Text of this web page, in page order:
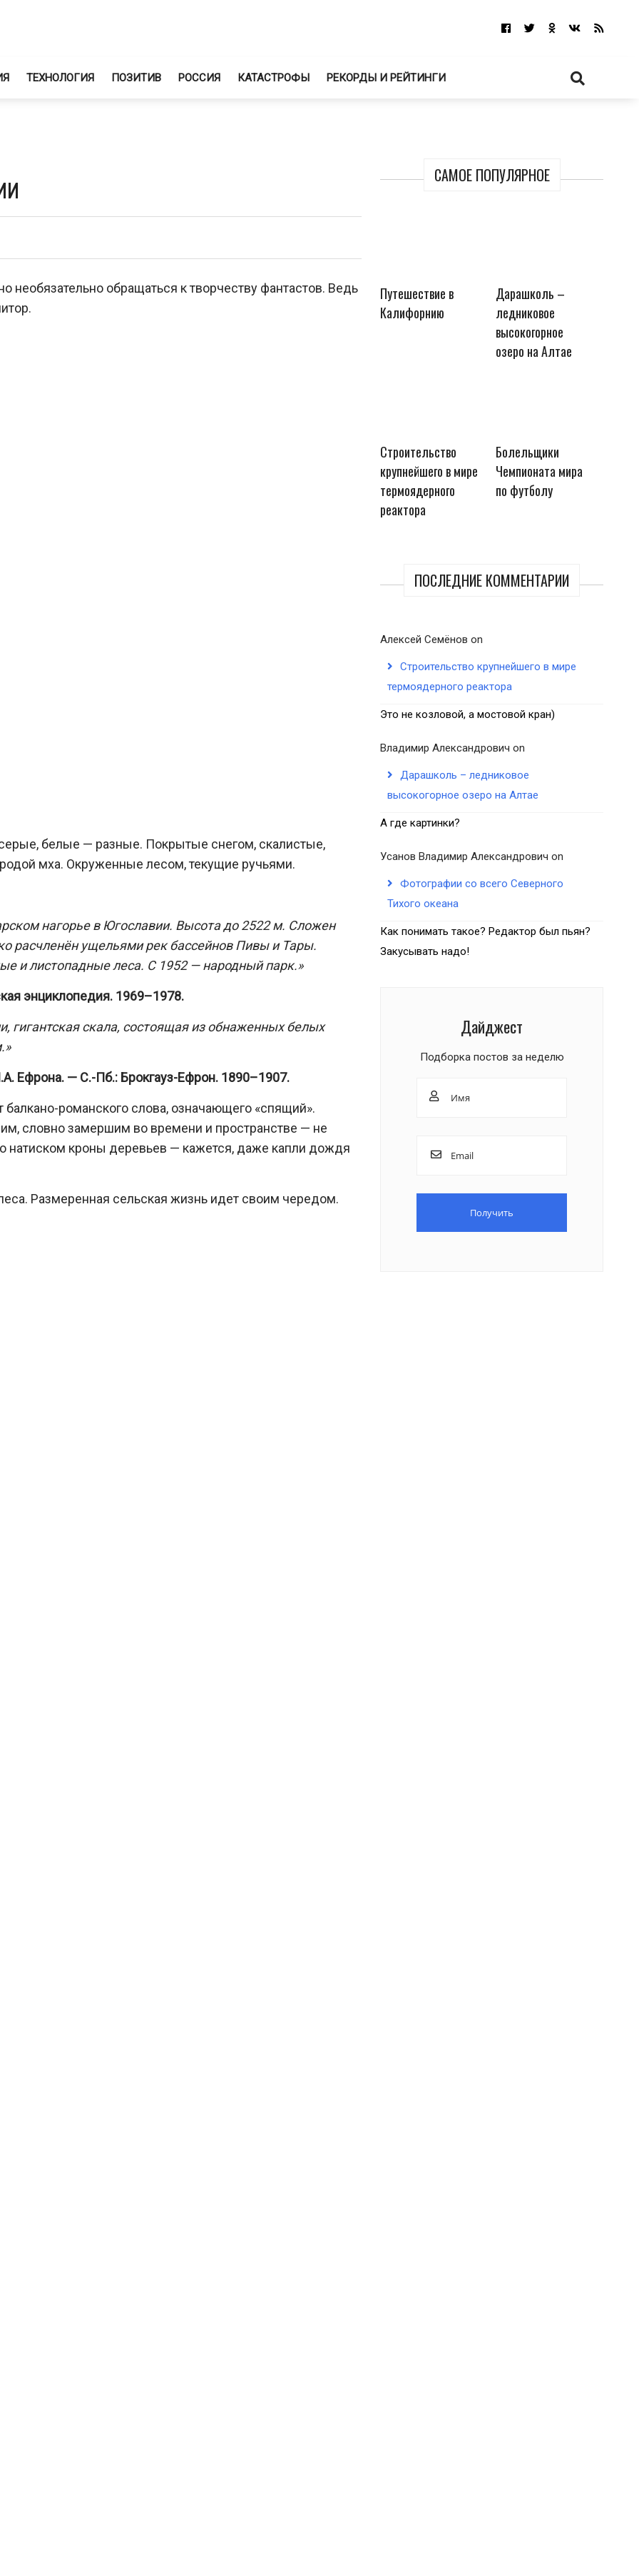
ТЕХНОЛОГИЯ ПОЗИТИВ РОССИЯ КАТАСТРОФЫ РЕКОРДЫ И РЕЙТИНГИ
САМОЕ ПОПУЛЯРНОЕ
Путешествие в
Калифорнию
Дарашколь –
ледниковое
высокогорное
озеро на Алтае
Строительство
крупнейшего в мире
термоядерного
реактора
Болельщики
Чемпионата мира
по футболу
ПОСЛЕДНИЕ КОММЕНТАРИИ
Алексей Семёнов on
Строительство крупнейшего в мире
термоядерного реактора
Это не козловой, а мостовой кран)
Владимир Александрович on
Дарашколь – ледниковое
высокогорное озеро на Алтае
А где картинки?
Усанов Владимир Александрович on
Фотографии со всего Северного
Тихого океана
Как понимать такое? Редактор был пьян?
Закусывать надо!
Дайджест
Подборка постов за неделю
необязательно обращаться к творчеству фантастов. Ведь
белые — разные. Покрытые снегом, скалистые,
мха. Окруженные лесом, текущие ручьями.
нагорье в Югославии. Высота до 2522 м. Сложен
расчленён ущельями рек бассейнов Пивы и Тары.
и листопадные леса. С 1952 — народный парк.»
энциклопедия. 1969–1978.
гигантская скала, состоящая из обнаженных белых
Ефрона. — С.-Пб.: Брокгауз-Ефрон. 1890–1907.
романского слова, означающего «спящий».
словно замершим во времени и пространстве — не
натиском кроны деревьев — кажется, даже капли дождя
Размеренная сельская жизнь идет своим чередом.